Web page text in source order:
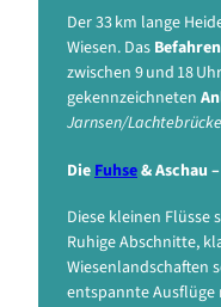
Der 33 km lange
Wiesen. Das
zwischen 9 und 18
gekennzeichneten
Jarnsen/Lachtebrücke
Die Fuhse& Aschau
Diese kleinen
Ruhige Abschnitte,
Wiesenlandschaften
entspannte Ausflüge